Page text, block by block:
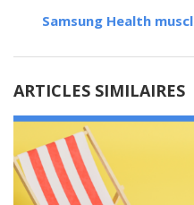
Samsung Health
ARTICLES SIMILAIRES